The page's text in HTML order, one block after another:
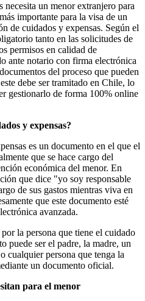
necesita un menor extranjero para
importante para la visa de un
de cuidados y expensas. Según el
tanto en las solicitudes de
permisos en calidad de
ante notario con firma electrónica
del proceso que pueden
debe ser tramitado en Chile, lo
gestionarlo de forma 100% online
y expensas?
es un documento en el que el
que se hace cargo del
económica del menor. En
que dice "yo soy responsable
de sus gastos mientras viva en
que este documento esté
avanzada.
la persona que tiene el cuidado
puede ser el padre, la madre, un
cualquier persona que tenga la
un documento oficial.
para el menor